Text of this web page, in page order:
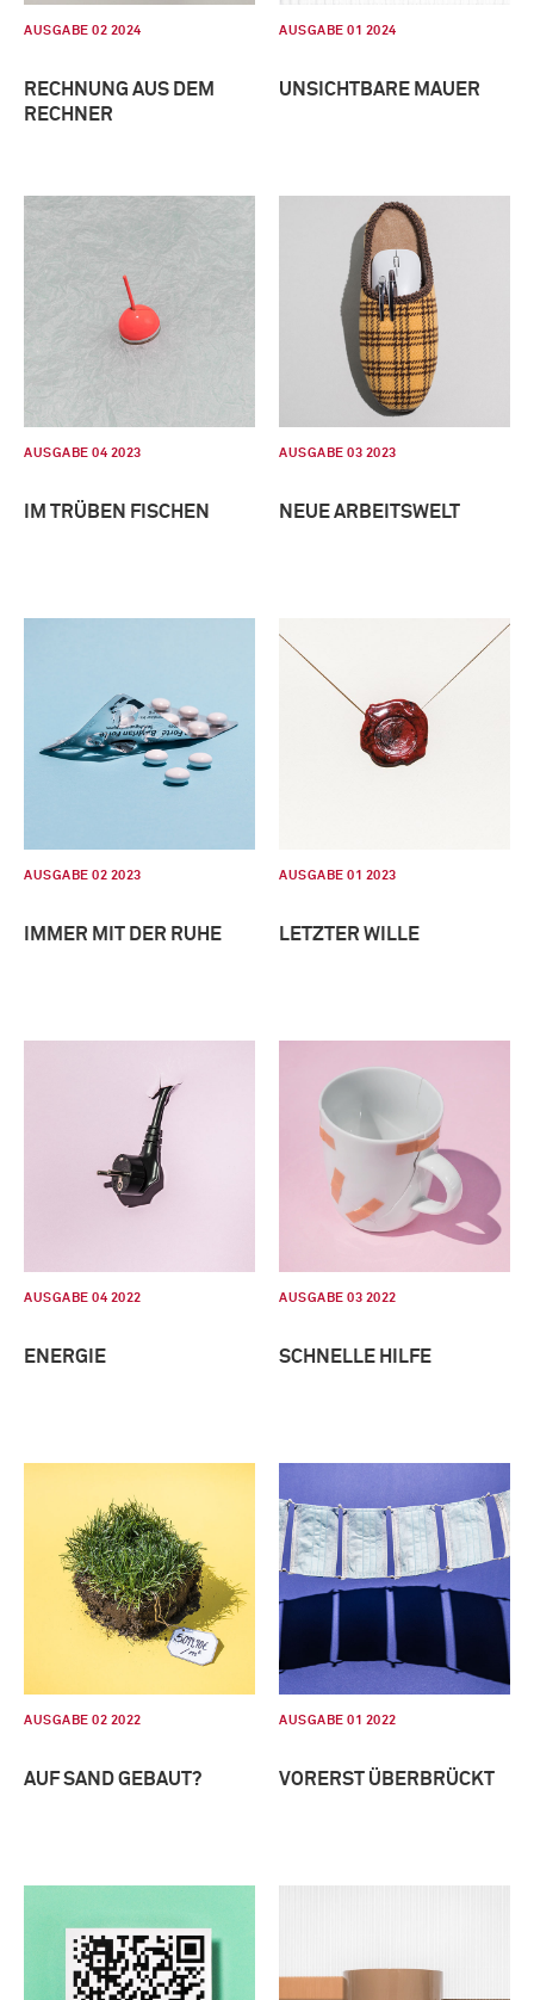
AUSGABE 02 2024
RECHNUNG AUS DEM
RECHNER
AUSGABE 01 2024
UNSICHTBARE MAUER
AUSGABE 04 2023
IM TRÜBEN FISCHEN
AUSGABE 03 2023
NEUE ARBEITSWELT
AUSGABE 02 2023
IMMER MIT DER RUHE
AUSGABE 01 2023
LETZTER WILLE
AUSGABE 04 2022
ENERGIE
AUSGABE 03 2022
SCHNELLE HILFE
AUSGABE 02 2022
AUF SAND GEBAUT?
AUSGABE 01 2022
VORERST ÜBERBRÜCKT